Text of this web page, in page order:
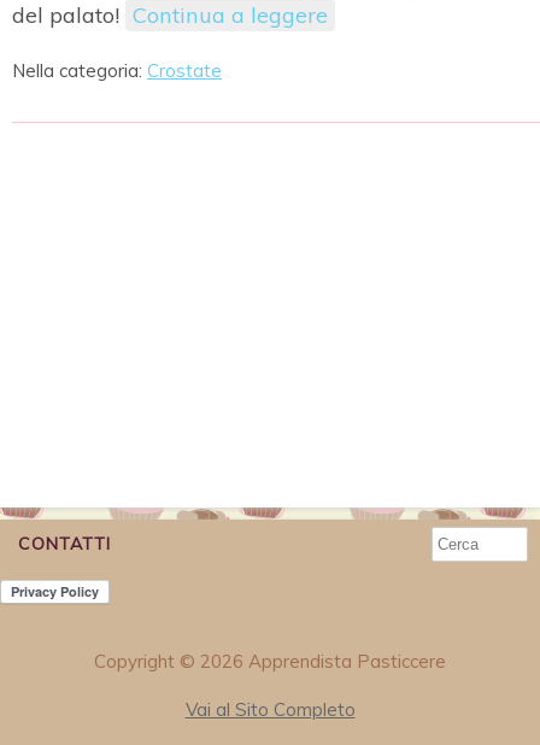
del palato! Continua a leggere
Nella categoria: Crostate
CONTATTI
Copyright © 2026 Apprendista Pasticcere
Vai al Sito Completo